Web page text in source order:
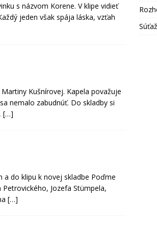
s názvom Korene. V klipe vidieť
jeden však spája láska, vzťah
Kušnírovej. Kapela považuje
nemalo zabudnúť. Do skladby si
[…]
a do klipu k novej skladbe Poďme
Jozefa Stümpela,
[…]
Súťaž